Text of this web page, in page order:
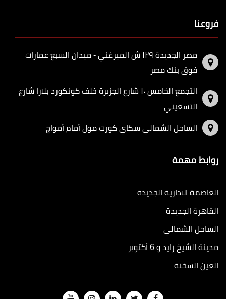
فروعنا
مصر الجديدة ١٢٩ ش الميرغني - ميدان السبع عمارات
فوق بنك مصر
التجمع الخامس ١٠ شارع الجزيرة خلف كونكورد بلازا شارع
التسعيني
الساحل الشمالي سكاي كورت مول أمام أمواج
روابط مهمة
العاصمة الادارية الجديدة
القاهرة الجديدة
الساحل الشمالي
مدينة الشيخ زايد و 6 أكتوبر
العين السخنة